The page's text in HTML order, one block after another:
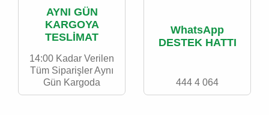
AYNI GÜN
KARGOYA
TESLİMAT
14:00 Kadar Verilen
Tüm Siparişler Aynı
Gün Kargoda
WhatsApp
DESTEK HATTI
444 4 064